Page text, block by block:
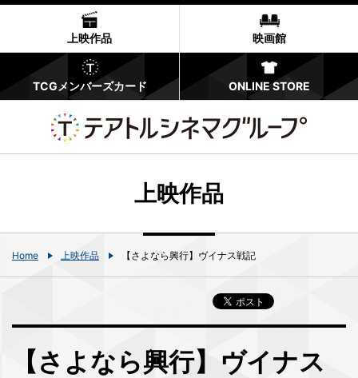
上映作品 映画館
TCGメンバーズカード ONLINE STORE
上映作品
Home 上映作品 【さよなら興行】ヴイナス戦記
【さよなら興行】ヴイナス